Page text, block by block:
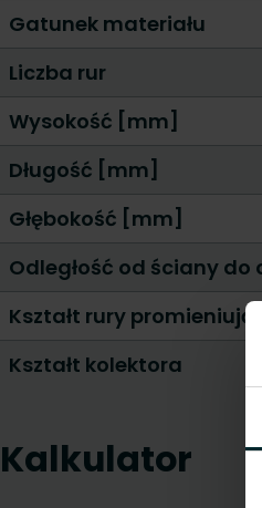
Gatunek materiału
Liczba rur
Wysokość [mm]
Długość [mm]
Głębokość [mm]
Odległość od ściany do
Kształt rury
Kształt kolektora
Kalkulator